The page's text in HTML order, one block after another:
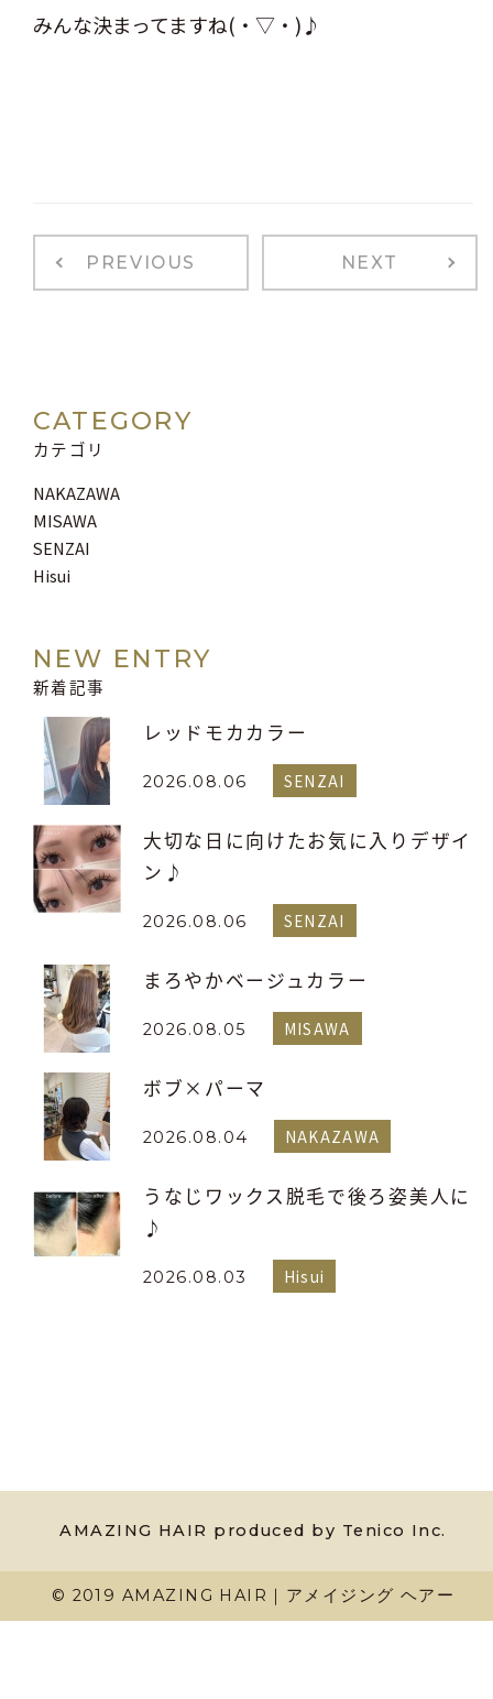
みんな決まってますね(・▽・)♪
PREVIOUS NEXT
CATEGORY
カテゴリ
NAKAZAWA
MISAWA
SENZAI
Hisui
NEW ENTRY
新着記事
レッドモカカラー
2026.08.06 SENZAI
大切な日に向けたお気に入りデザイ
ン♪
2026.08.06 SENZAI
まろやかベージュカラー
2026.08.05 MISAWA
ボブ×パーマ
2026.08.04 NAKAZAWA
うなじワックス脱毛で後ろ姿美人に
♪
2026.08.03 Hisui
AMAZING HAIR produced by Tenico Inc.
© 2019 AMAZING HAIR｜アメイジング ヘアー